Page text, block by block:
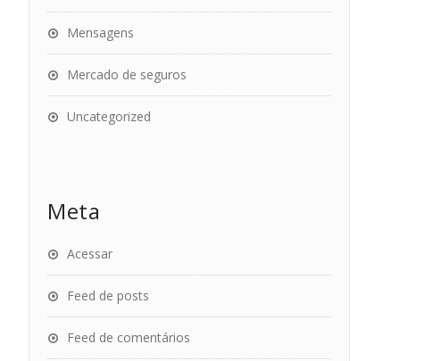
Mensagens
Mercado de seguros
Uncategorized
Meta
Acessar
Feed de posts
Feed de comentários